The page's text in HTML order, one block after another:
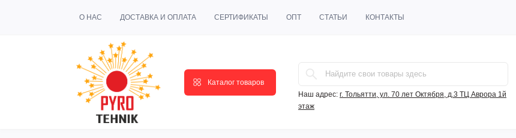
О НАС ДОСТАВКА И ОПЛАТА СЕРТИФИКАТЫ ОПТ СТАТЬИ КОНТАКТЫ
Каталог товаров
Наш адрес: г. Тольятти, ул. 70 лет Октября, д.3 ТЦ Аврора 1й
этаж